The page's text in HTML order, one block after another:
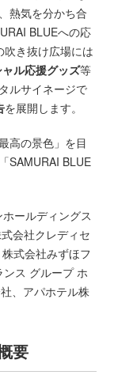
熱気を分かち合
BLUEへの応
き抜け広場には
ル応援グッズ等
ルサイネージで
を展開します。
高の景色」を目
SAMURAI BLUE
ールディングス
会社クレディセ
式会社みずほフ
ス グループ ホ
、アパホテル株
要